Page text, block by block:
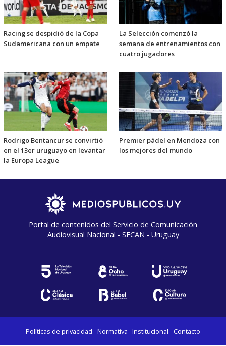
Racing se despidió de la Copa
Sudamericana con un empate
La Selección comenzó la
semana de entrenamientos con
cuatro jugadores
Rodrigo Bentancur se convirtió
en el 13er uruguayo en levantar
la Europa League
Premier pádel en Mendoza con
los mejores del mundo
Portal de contenidos del Servicio de Comunicación
Audiovisual Nacional - SECAN - Uruguay
Políticas de privacidad Normativa Institucional Contacto